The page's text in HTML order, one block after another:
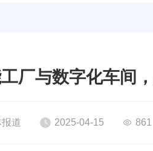
厂与数字化车间
道 2025-04-15 861